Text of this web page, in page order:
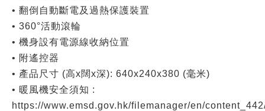
• 翻倒自動斷電及過熱保護裝置
• 360°活動滾輪
• 機身設有電源線收納位置
• 附遙控器
• 產品尺寸 (高x闊x深): 640x240x380 (毫米)
• 暖風機安全須知 :
https://www.emsd.gov.hk/filemanager/en/